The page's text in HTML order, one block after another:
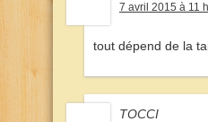
7 avril 2015 à 11
tout dépend de la
TOCCI